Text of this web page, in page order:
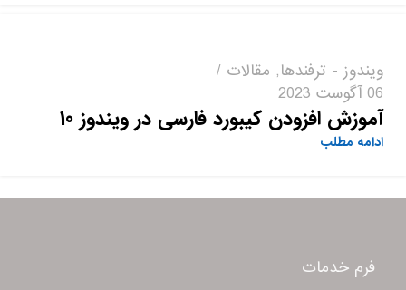
ویندوز - ترفندها, مقالات
06 آگوست 2023
آموزش افزودن کیبورد فارسی در ویندوز 10
ادامه مطلب
فرم خدمات